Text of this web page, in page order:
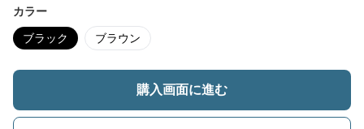
カラー
ブラック ブラウン
購入画面に進む